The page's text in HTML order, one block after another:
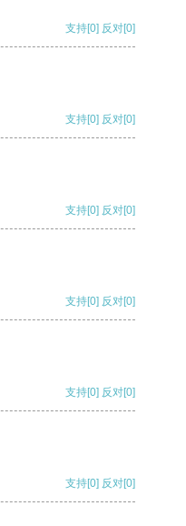
支持[0] 反对[0]
支持[0] 反对[0]
支持[0] 反对[0]
支持[0] 反对[0]
支持[0] 反对[0]
支持[0] 反对[0]